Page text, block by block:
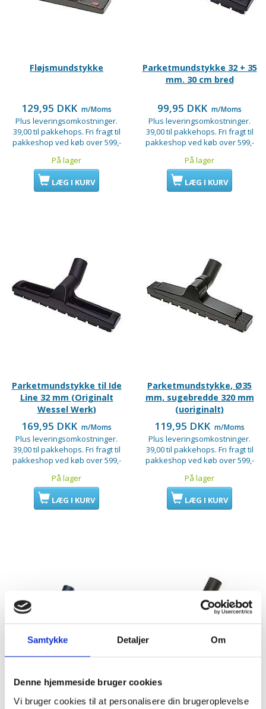
Samtykke Detaljer Om
Denne hjemmeside bruger cookies
Vi bruger cookies til at personalisere din brugeroplevelse
Fløjsmundstykke
129,95 DKK m/Moms
Plus leveringsomkostninger.
39,00 til pakkehops. Fri fragt til
pakkeshop ved køb over 599,-
På lager
LÆG I KURV
Parketmundstykke 32 + 35
mm. 30 cm bred
99,95 DKK m/Moms
Plus leveringsomkostninger.
39,00 til pakkehops. Fri fragt til
pakkeshop ved køb over 599,-
På lager
LÆG I KURV
Parketmundstykke til Ide
Line 32 mm (Originalt
Wessel Werk)
169,95 DKK m/Moms
Plus leveringsomkostninger.
39,00 til pakkehops. Fri fragt til
pakkeshop ved køb over 599,-
På lager
LÆG I KURV
Parketmundstykke, Ø35
mm, sugebredde 320 mm
(uoriginalt)
119,95 DKK m/Moms
Plus leveringsomkostninger.
39,00 til pakkehops. Fri fragt til
pakkeshop ved køb over 599,-
På lager
LÆG I KURV
Børstemundstykke, Ø35 Børstemundstykke, Ø32